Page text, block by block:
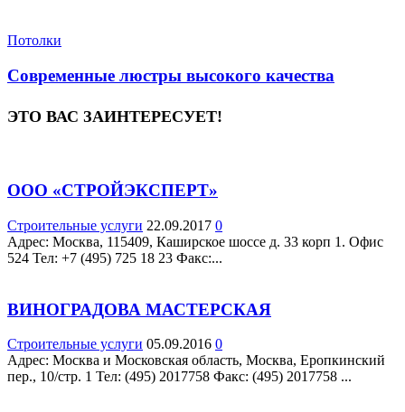
Потолки
Современные люстры высокого качества
ЭТО ВАС ЗАИНТЕРЕСУЕТ!
ООО «СТРОЙЭКСПЕРТ»
Строительные услуги 22.09.2017 0
Адрес: Москва, 115409, Каширское шоссе д. 33 корп 1. Офис
524 Teл: +7 (495) 725 18 23 Факс:...
ВИНОГРАДОВА МАСТЕРСКАЯ
Строительные услуги 05.09.2016 0
Адрес: Москва и Московская область, Москва, Еропкинский
пер., 10/стр. 1 Teл: (495) 2017758 Факс: (495) 2017758 ...